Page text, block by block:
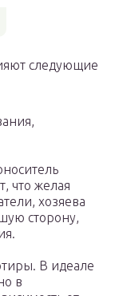
следующие
что желая
хозяева
сторону,
В идеале
в